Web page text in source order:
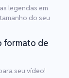
legendas em
do seu
formato de
seu vídeo!